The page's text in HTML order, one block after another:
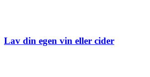
Lav din egen vin eller cider